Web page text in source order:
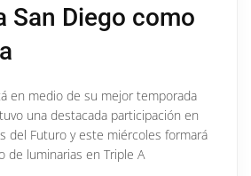
San Diego como
en medio de su mejor temporada
una destacada participación en
del Futuro y este miércoles formará
de luminarias en Triple A